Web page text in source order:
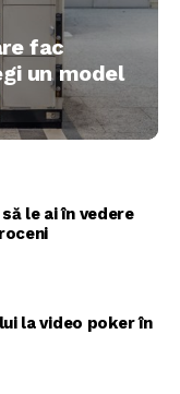
fac
un model
le ai în vedere
la video poker în